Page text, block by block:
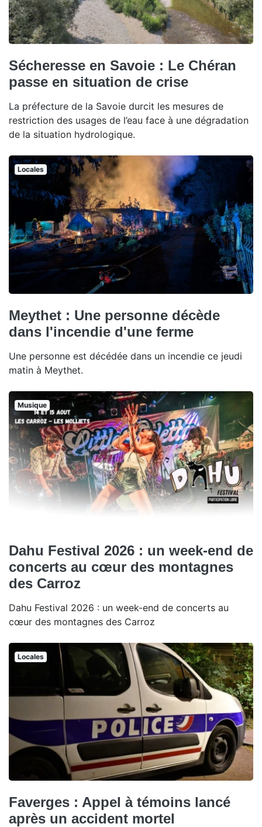
Sécheresse en Savoie : Le Chéran
passe en situation de crise
La préfecture de la Savoie durcit les mesures de
restriction des usages de l’eau face à une dégradation
de la situation hydrologique.
Locales
Meythet : Une personne décède
dans l'incendie d'une ferme
Une personne est décédée dans un incendie ce jeudi
matin à Meythet.
Musique
Dahu Festival 2026 : un week-end de
concerts au cœur des montagnes
des Carroz
Dahu Festival 2026 : un week-end de concerts au
cœur des montagnes des Carroz
Locales
Faverges : Appel à témoins lancé
après un accident mortel